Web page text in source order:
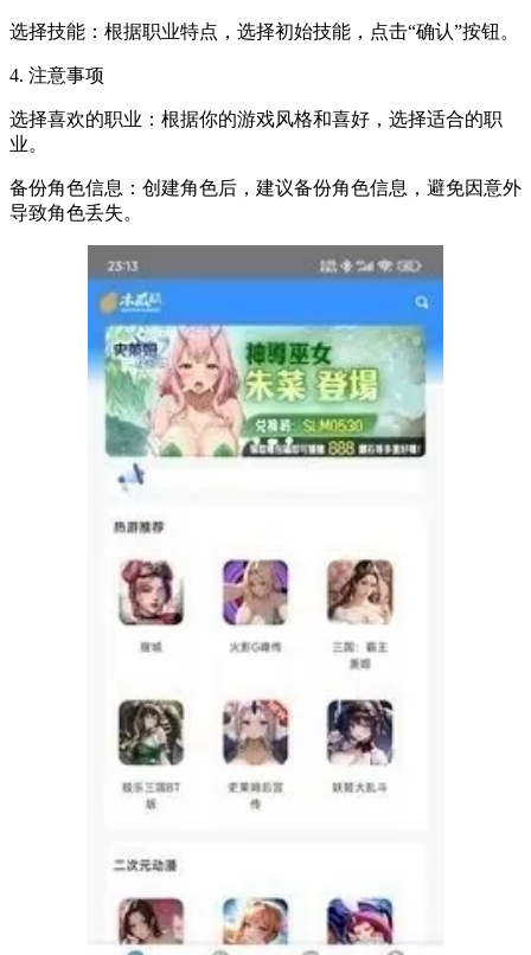
选择技能：根据职业特点，选择初始技能，点击“确认”按钮。
4. 注意事项
选择喜欢的职业：根据你的游戏风格和喜好，选择适合的职
业。
备份角色信息：创建角色后，建议备份角色信息，避免因意外
导致角色丢失。